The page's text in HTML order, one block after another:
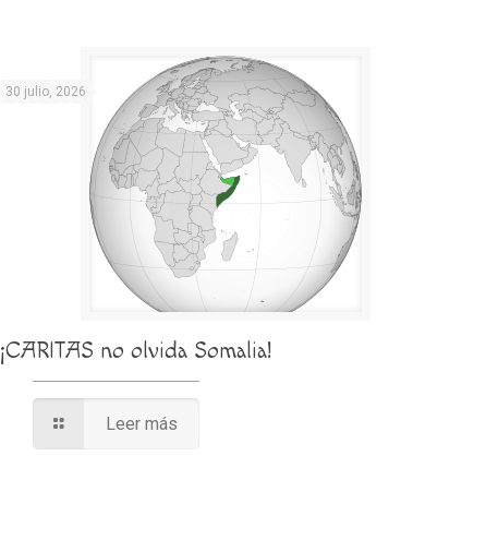
30 julio, 2026
¡CARITAS no olvida Somalia!
Leer más